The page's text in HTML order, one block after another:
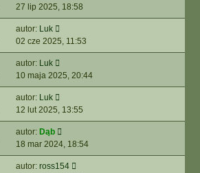
27 lip 2025, 18:58
autor: Luk
02 cze 2025, 11:53
autor: Luk
10 maja 2025, 20:44
autor: Luk
12 lut 2025, 13:55
autor: Dąb
18 mar 2024, 18:54
autor: ross154